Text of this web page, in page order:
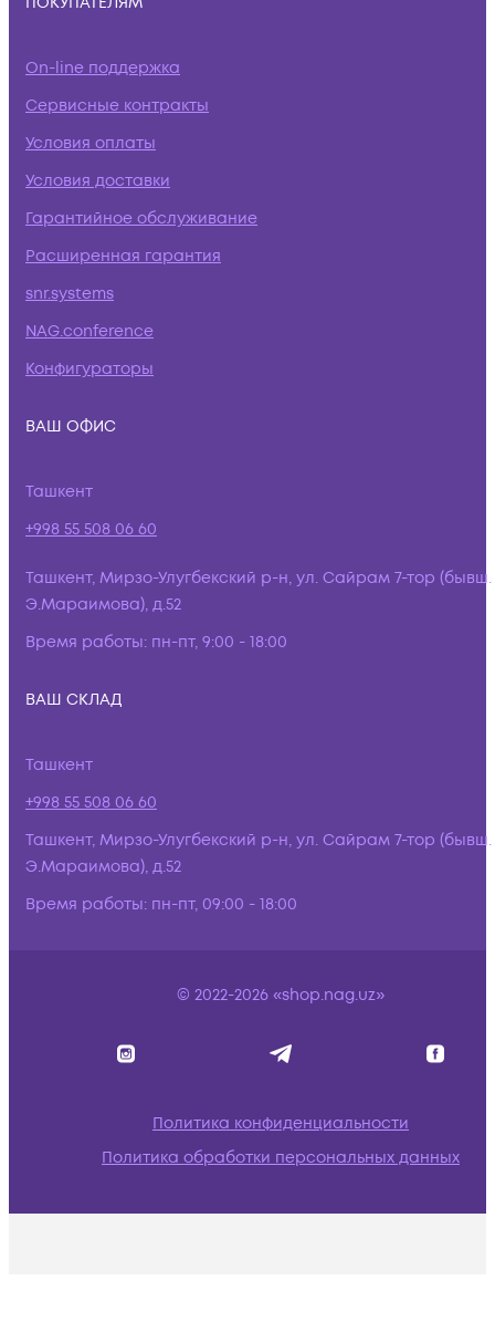
On-line поддержка
Сервисные контракты
Условия оплаты
Условия доставки
Гарантийное обслуживание
Расширенная гарантия
snr.systems
NAG.conference
Конфигураторы
ВАШ ОФИС
Ташкент
+998 55 508 06 60
Ташкент, Мирзо-Улугбекский р-н, ул. Сайрам 7-тор (бывш.
Э.Мараимова), д.52
Время работы: пн-пт, 9:00 - 18:00
ВАШ СКЛАД
Ташкент
+998 55 508 06 60
Ташкент, Мирзо-Улугбекский р-н, ул. Сайрам 7-тор (бывш.
Э.Мараимова), д.52
Время работы: пн-пт, 09:00 - 18:00
© 2022-2026 «shop.nag.uz»
Политика конфиденциальности
Политика обработки персональных данных